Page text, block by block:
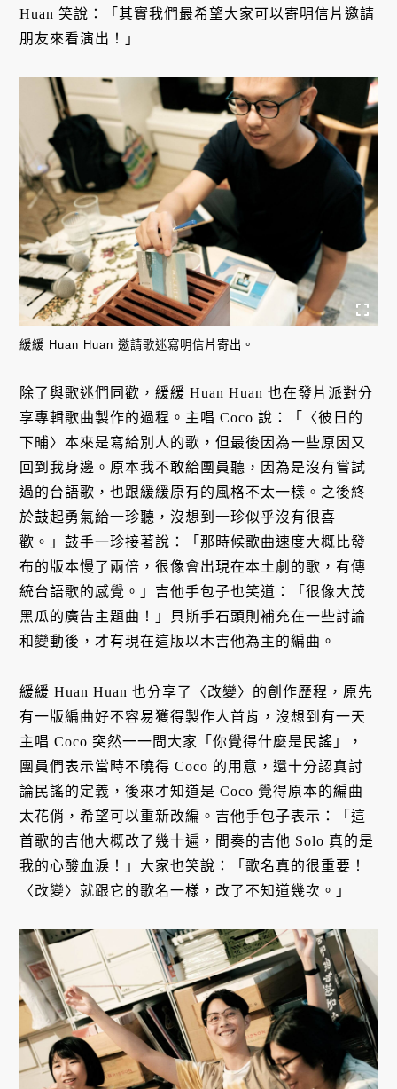
Huan 笑說：「其實我們最希望大家可以寄明信片邀請
朋友來看演出！」
緩緩 Huan Huan 邀請歌迷寫明信片寄出。
除了與歌迷們同歡，緩緩 Huan Huan 也在發片派對分
享專輯歌曲製作的過程。主唱 Coco 說：「〈彼日的
下晡〉本來是寫給別人的歌，但最後因為一些原因又
回到我身邊。原本我不敢給團員聽，因為是沒有嘗試
過的台語歌，也跟緩緩原有的風格不太一樣。之後終
於鼓起勇氣給一珍聽，沒想到一珍似乎沒有很喜
歡。」鼓手一珍接著說：「那時候歌曲速度大概比發
布的版本慢了兩倍，很像會出現在本土劇的歌，有傳
統台語歌的感覺。」吉他手包子也笑道：「很像大茂
黑瓜的廣告主題曲！」貝斯手石頭則補充在一些討論
和變動後，才有現在這版以木吉他為主的編曲。
緩緩 Huan Huan 也分享了〈改變〉的創作歷程，原先
有一版編曲好不容易獲得製作人首肯，沒想到有一天
主唱 Coco 突然一一問大家「你覺得什麼是民謠」，
團員們表示當時不曉得 Coco 的用意，還十分認真討
論民謠的定義，後來才知道是 Coco 覺得原本的編曲
太花俏，希望可以重新改編。吉他手包子表示：「這
首歌的吉他大概改了幾十遍，間奏的吉他 Solo 真的是
我的心酸血淚！」大家也笑說：「歌名真的很重要！
〈改變〉就跟它的歌名一樣，改了不知道幾次。」